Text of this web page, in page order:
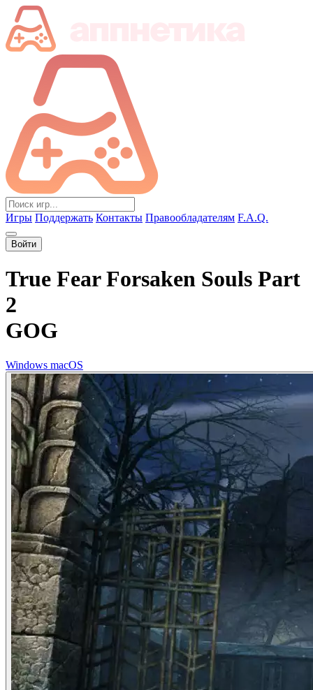
Игры Поддержать Контакты Правообладателям F.A.Q.
Войти
True Fear Forsaken Souls Part
2
GOG
Windows macOS